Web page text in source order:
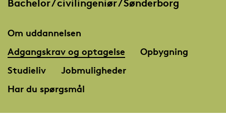
Bachelor / civilingeniør / Sønderborg
Om uddannelsen
Adgangskrav og optagelse
Opbygning
Studieliv
Jobmuligheder
Har du spørgsmål